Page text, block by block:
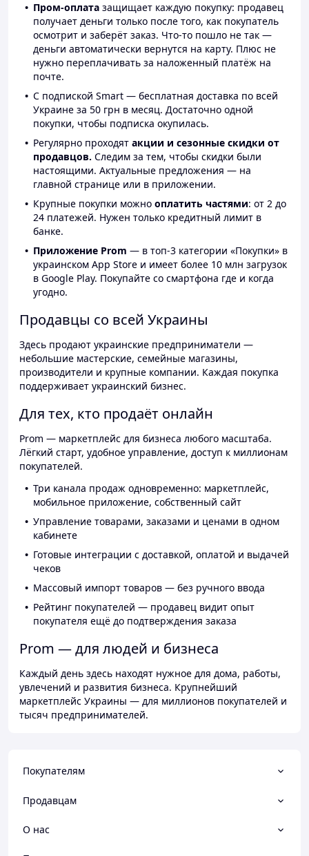
Пром-оплата защищает каждую покупку: продавец
получает деньги только после того, как покупатель
осмотрит и заберёт заказ. Что-то пошло не так —
деньги автоматически вернутся на карту. Плюс не
нужно переплачивать за наложенный платёж на
почте.
С подпиской Smart — бесплатная доставка по всей
Украине за 50 грн в месяц. Достаточно одной
покупки, чтобы подписка окупилась.
Регулярно проходят акции и сезонные скидки от
продавцов. Следим за тем, чтобы скидки были
настоящими. Актуальные предложения — на
главной странице или в приложении.
Крупные покупки можно оплатить частями: от 2 до
24 платежей. Нужен только кредитный лимит в
банке.
Приложение Prom — в топ-3 категории «Покупки» в
украинском App Store и имеет более 10 млн загрузок
в Google Play. Покупайте со смартфона где и когда
угодно.
Продавцы со всей Украины
Здесь продают украинские предприниматели —
небольшие мастерские, семейные магазины,
производители и крупные компании. Каждая покупка
поддерживает украинский бизнес.
Для тех, кто продаёт онлайн
Prom — маркетплейс для бизнеса любого масштаба.
Лёгкий старт, удобное управление, доступ к миллионам
покупателей.
Три канала продаж одновременно: маркетплейс,
мобильное приложение, собственный сайт
Управление товарами, заказами и ценами в одном
кабинете
Готовые интеграции с доставкой, оплатой и выдачей
чеков
Массовый импорт товаров — без ручного ввода
Рейтинг покупателей — продавец видит опыт
покупателя ещё до подтверждения заказа
Prom — для людей и бизнеса
Каждый день здесь находят нужное для дома, работы,
увлечений и развития бизнеса. Крупнейший
маркетплейс Украины — для миллионов покупателей и
тысяч предпринимателей.
Покупателям
Продавцам
О нас